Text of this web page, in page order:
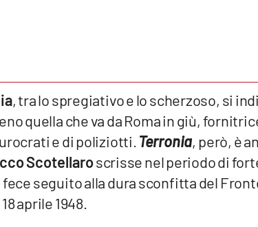
, tra lo spregiativo e lo scherzoso, si
quella che va da Roma in giù,
e di poliziotti. Terronia, però, è
Scotellaroscrisse nel periodo di
seguito alla dura sconfitta del
aprile 1948.